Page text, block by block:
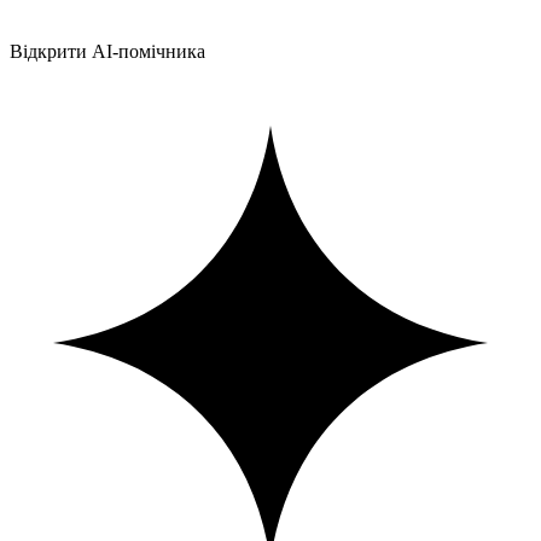
Відкрити AI-помічника